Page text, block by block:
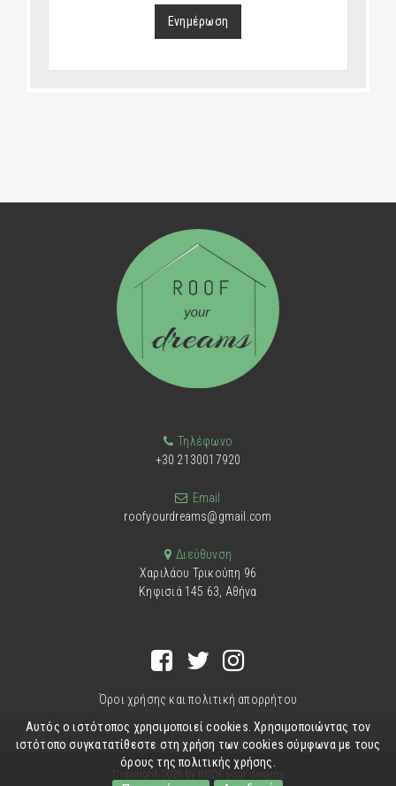
Αυτός ο ιστότοπος χρησιμοποιεί cookies. Χρησιμοποιώντας τον
ιστότοπο συγκατατίθεστε στη χρήση των cookies σύμφωνα με τους
όρους της πολιτικής χρήσης.
Ενημέρωση
Τηλέφωνο
+30 2130017920
Email
roofyourdreams@gmail.com
Διεύθυνση
Χαριλάου Τρικούπη 96
Κηφισιά 145 63, Αθήνα
Όροι χρήσης και πολιτική απορρήτου
Copyright 2026 by ROOF your dreams